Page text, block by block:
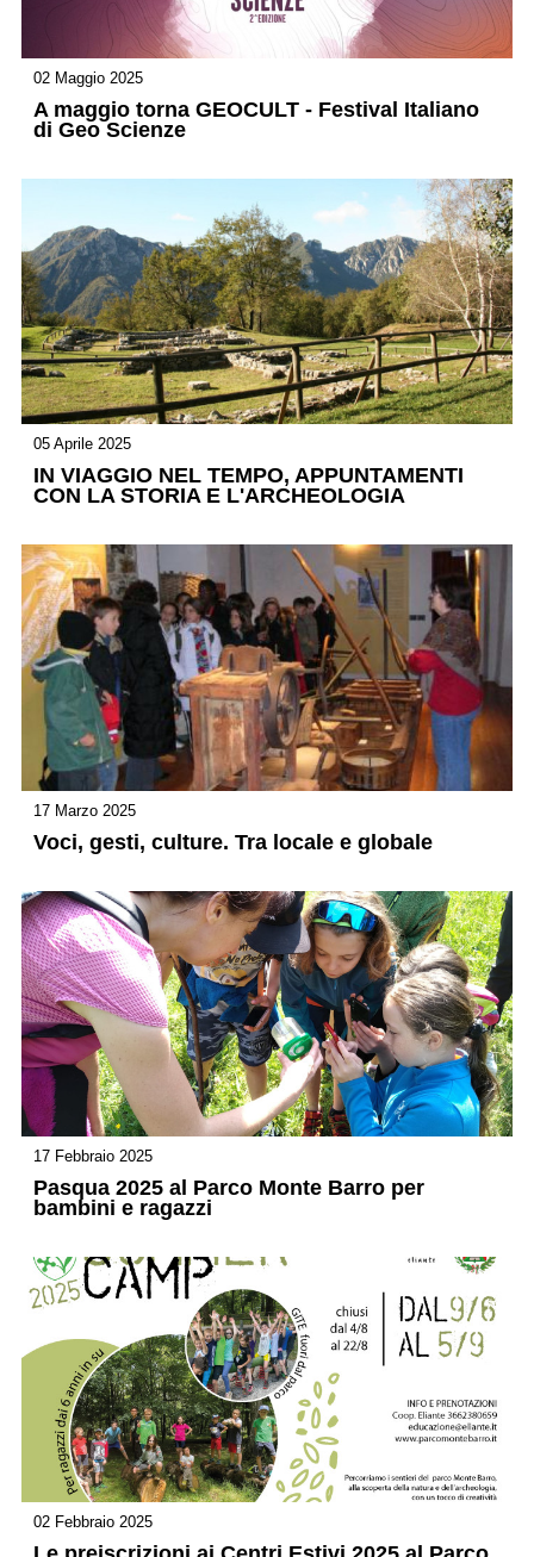
02 Maggio 2025
A maggio torna GEOCULT - Festival Italiano
di Geo Scienze
05 Aprile 2025
IN VIAGGIO NEL TEMPO, APPUNTAMENTI
CON LA STORIA E L'ARCHEOLOGIA
17 Marzo 2025
Voci, gesti, culture. Tra locale e globale
17 Febbraio 2025
Pasqua 2025 al Parco Monte Barro per
bambini e ragazzi
02 Febbraio 2025